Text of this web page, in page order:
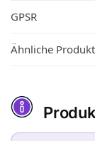
GPSR
Ähnliche